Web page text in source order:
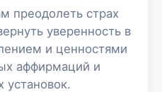
преодолеть страх
уверенность в
и ценностями
аффирмаций и
установок.